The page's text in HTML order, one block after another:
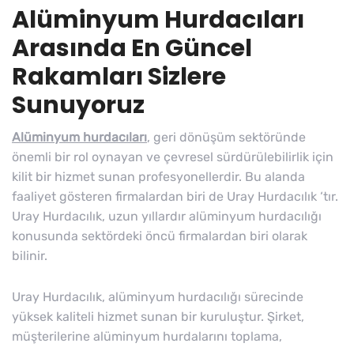
Alüminyum Hurdacıları
Arasında En Güncel
Rakamları Sizlere
Sunuyoruz
Alüminyum hurdacıları, geri dönüşüm sektöründe
önemli bir rol oynayan ve çevresel sürdürülebilirlik için
kilit bir hizmet sunan profesyonellerdir. Bu alanda
faaliyet gösteren firmalardan biri de Uray Hurdacılık ‘tır.
Uray Hurdacılık, uzun yıllardır alüminyum hurdacılığı
konusunda sektördeki öncü firmalardan biri olarak
bilinir.
Uray Hurdacılık, alüminyum hurdacılığı sürecinde
yüksek kaliteli hizmet sunan bir kuruluştur. Şirket,
müşterilerine alüminyum hurdalarını toplama,